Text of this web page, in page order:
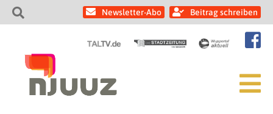
Newsletter-Abo Beitrag schreiben